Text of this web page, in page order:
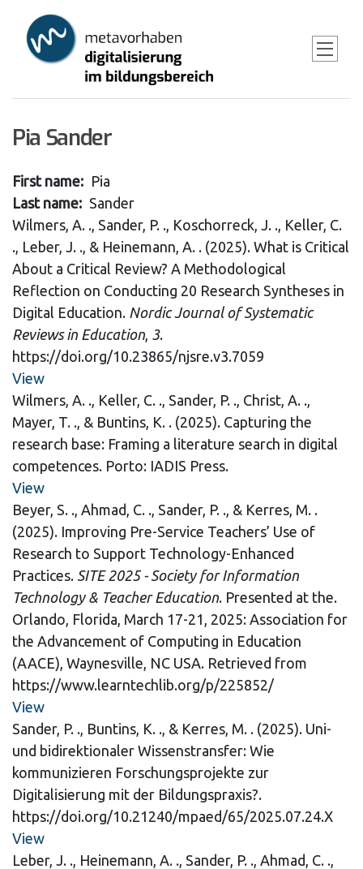
main
Pia Sander
First name
Pia
Last name
Sander
Wilmers, A. ., Sander, P. ., Koschorreck, J. ., Keller, C.
., Leber, J. ., & Heinemann, A. . (2025). What is Critical
About a Critical Review? A Methodological
Reflection on Conducting 20 Research Syntheses in
Digital Education. Nordic Journal of Systematic
Reviews in Education 3.
https://doi.org/10.23865/njsre.v3.7059
View
Wilmers, A. ., Keller, C. ., Sander, P. ., Christ, A. .,
Mayer, T. ., & Buntins, K. . (2025). Capturing the
research base: Framing a literature search in digital
competences. Porto: IADIS Press.
View
Beyer, S. ., Ahmad, C. ., Sander, P. ., & Kerres, M. .
(2025). Improving Pre-Service Teachers’ Use of
Research to Support Technology-Enhanced
Practices. SITE 2025 - Society for Information
Technology & Teacher Education. Presented at the.
Orlando, Florida, March 17-21, 2025: Association for
the Advancement of Computing in Education
(AACE), Waynesville, NC USA. Retrieved from
https://www.learntechlib.org/p/225852/
View
Sander, P. ., Buntins, K. ., & Kerres, M. . (2025). Uni-
und bidirektionaler Wissenstransfer: Wie
kommunizieren Forschungsprojekte zur
Digitalisierung mit der Bildungspraxis?.
https://doi.org/10.21240/mpaed/65/2025.07.24.X
View
Leber, J. ., Heinemann, A. ., Sander, P. ., Ahmad, C. .,